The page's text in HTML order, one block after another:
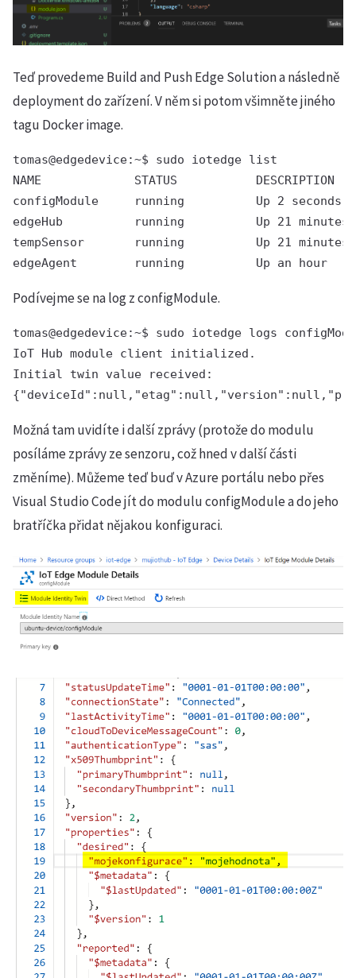
Teď provedeme Build and Push Edge Solution a následně
deployment do zařízení. V něm si potom všimněte jiného
tagu Docker image.
tomas@edgedevice:~$ sudo iotedge list
NAME             STATUS           DESCRIPTION
configModule     running          Up 2 seconds
edgeHub          running          Up 21 minutes
tempSensor       running          Up 21 minutes
edgeAgent        running          Up an hour
Podívejme se na log z configModule.
tomas@edgedevice:~$ sudo iotedge logs
IoT Hub module client initialized.
Initial twin value received:
Možná tam uvidíte i další zprávy (protože do modulu
posíláme zprávy ze senzoru, což hned v další části
změníme). Můžeme teď buď v Azure portálu nebo přes
Visual Studio Code jít do modulu configModule a do jeho
bratříčka přidat nějakou konfiguraci.